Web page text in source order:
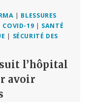
| BLESSURES
COVID-19 | SANTÉ
| SÉCURITÉ DES
l’hôpital
avoir